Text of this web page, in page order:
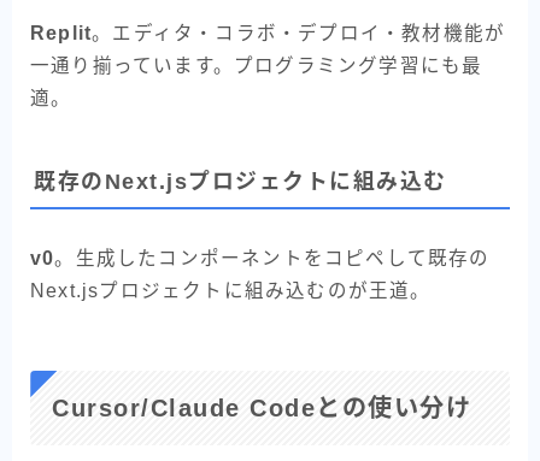
Replit。エディタ・コラボ・デプロイ・教材機能が
一通り揃っています。プログラミング学習にも最
適。
既存のNext.jsプロジェクトに組み込む
v0。生成したコンポーネントをコピペして既存の
Next.jsプロジェクトに組み込むのが王道。
Cursor/Claude Codeとの使い分け